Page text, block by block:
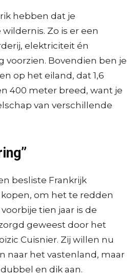
hebben dat je
Zo is er een
elektriciteit én
Bovendien ben je
op het eiland, dat 1,6
400 meter breed, want je
van verschillende
besliste Frankrijk
om het te redden
tien jaar is de
geweest door het
Cuisnier. Zij willen nu
naar het vastenland, maar
en dik aan.